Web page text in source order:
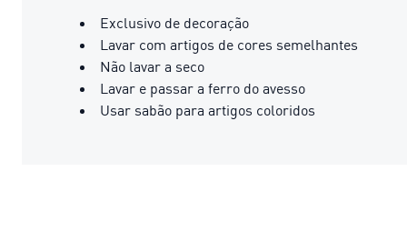
Exclusivo de decoração
Lavar com artigos de cores semelhantes
Não lavar a seco
Lavar e passar a ferro do avesso
Usar sabão para artigos coloridos